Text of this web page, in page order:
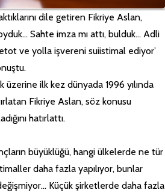
dile getiren Fikriye Aslan,
Sahte imza mı attı, bulduk… Adli
ve yolla işvereni suiistimal ediyor’
üzerine ilk kez dünyada 1996 yılında
Fikriye Aslan, söz konusu
hatırlattı.
büyüklüğü, hangi ülkelerde ne tür
daha fazla yapılıyor, bunlar
Küçük şirketlerde daha fazla